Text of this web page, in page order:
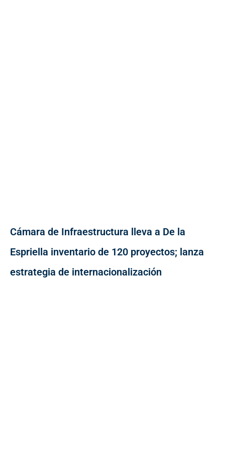
Cámara de Infraestructura lleva a De la
Espriella inventario de 120 proyectos; lanza
estrategia de internacionalización